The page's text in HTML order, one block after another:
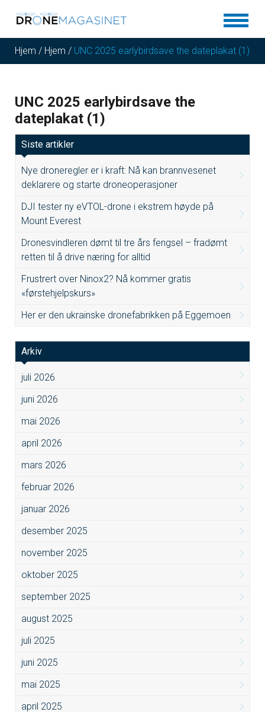
Hjem / Hjem / UNC 2025 earlybirdsave the dateplakat (1)
UNC 2025 earlybirdsave the
dateplakat (1)
Siste artikler
Nye droneregler er i kraft: Nå kan brannvesenet
deklarere og starte droneoperasjoner
DJI tester ny eVTOL-drone i ekstrem høyde på
Mount Everest
Dronesvindleren dømt til tre års fengsel – fradømt
retten til å drive næring for alltid
Frustrert over Ninox2? Nå kommer gratis
«førstehjelpskurs»
Her er den ukrainske dronefabrikken på Eggemoen
Arkiv
juli 2026
juni 2026
mai 2026
april 2026
mars 2026
februar 2026
januar 2026
desember 2025
november 2025
oktober 2025
september 2025
august 2025
juli 2025
juni 2025
mai 2025
april 2025